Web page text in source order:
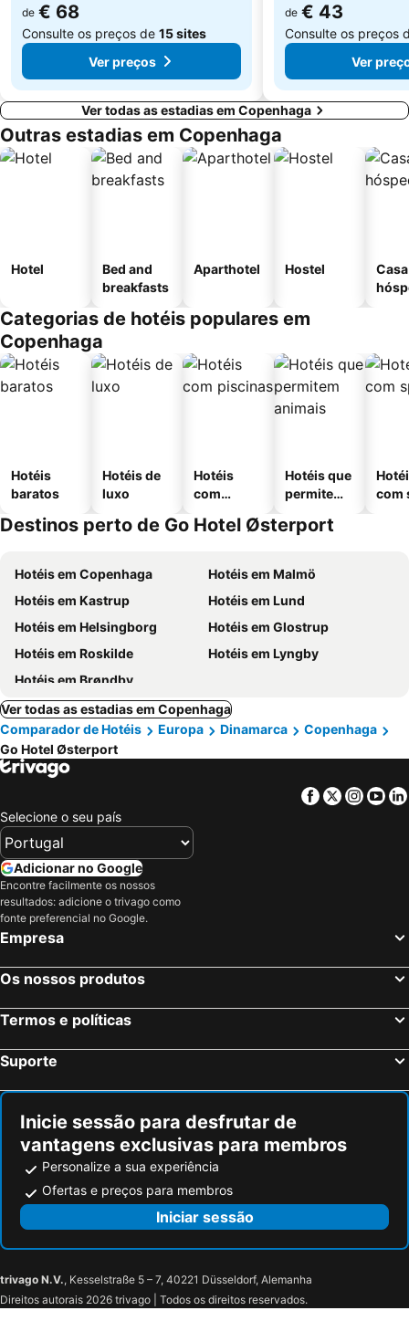
de € 68
Consulte os preços de 15 sites
Ver preços
de € 43
Consulte os preços
Ver
Ver todas as estadias em Copenhaga
Outras estadias em Copenhaga
Hotel
Bed and
breakfasts
Aparthotel Hostel
Categorias de hotéis populares em
Copenhaga
Hotéis
baratos
Hotéis de
luxo
Hotéis
com
Hotéis que
permitem
com
Destinos perto de Go Hotel Østerport
Hotéis em Copenhaga
Hotéis em Malmö
Hotéis em Kastrup
Hotéis em Lund
Hotéis em Helsingborg
Hotéis em Glostrup
Hotéis em Roskilde
Hotéis em Lyngby
Hotéis em Brøndby
Ver todas as estadias em Copenhaga
Comparador de Hotéis
Europa Dinamarca
Copenhaga
Go Hotel Østerport
Facebook
Twitter
Selecione o seu país
Adicionar no Google
Encontre facilmente os nossos
resultados: adicione o trivago como
fonte preferencial no Google.
Empresa
Os nossos produtos
Termos e políticas
Suporte
Inicie sessão para desfrutar de
vantagens exclusivas para membros
Personalize a sua experiência
Ofertas e preços para membros
Iniciar sessão
trivago N.V., Kesselstraße 5 – 7, 40221 Düsseldorf, Alemanha
Direitos autorais 2026 trivago | Todos os direitos reservados.